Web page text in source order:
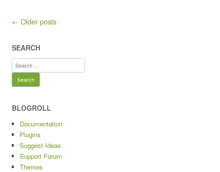
Post navigation
← Older posts
SEARCH
Search
for:
BLOGROLL
Documentation
Plugins
Suggest Ideas
Support Forum
Themes